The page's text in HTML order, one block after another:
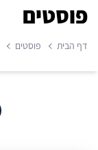
פוסטים
דף הבית פוסטים